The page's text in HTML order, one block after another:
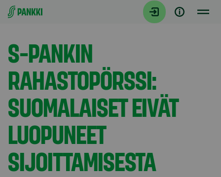
Siirry suoraan sisältöön
Tiedotteet
S-PANKIN
RAHASTOPÖRSSI:
SUOMALAISET EIVÄT
LUOPUNEET
SIJOITTAMISESTA